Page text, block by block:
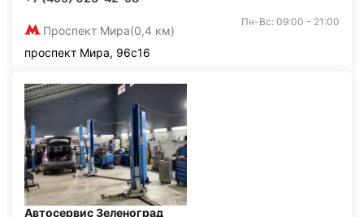
Проспект Мира(0,4 км)
Пн-Вс: 09:00 - 21:00
проспект Мира, 96с16
Автосервис Зеленоград